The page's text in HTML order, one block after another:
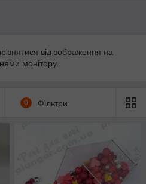
від зображення на
монітору.
0 Фільтри